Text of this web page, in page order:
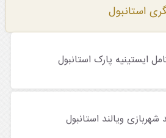
استانبول
ایستینیه پارک استانبول
ویالند استانبول